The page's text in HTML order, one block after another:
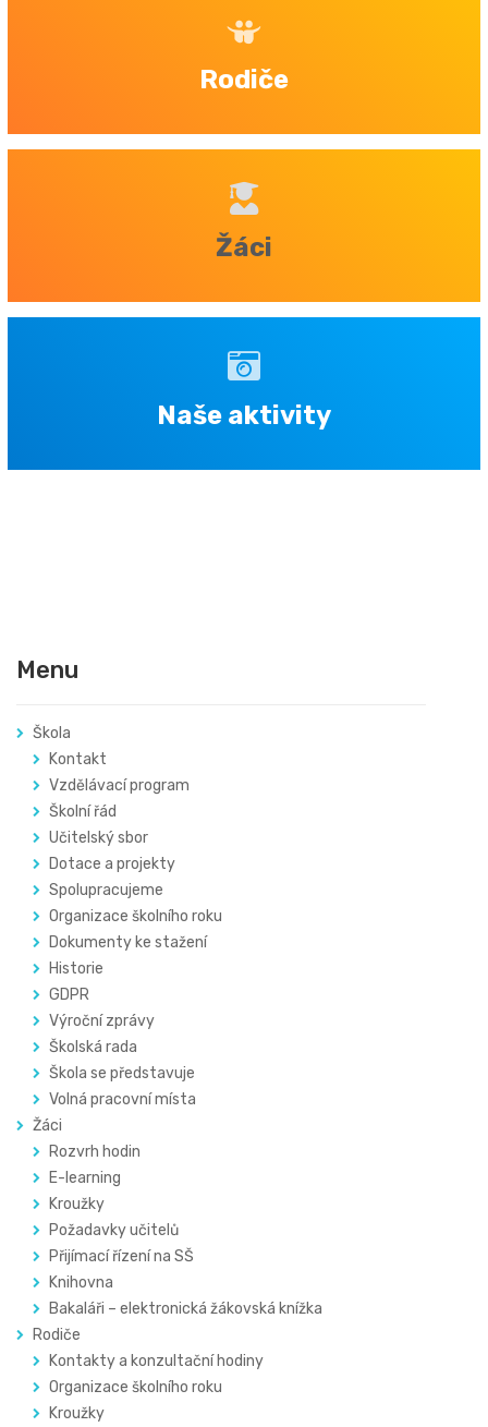
Rodiče
Žáci
Naše aktivity
Menu
Škola
Kontakt
Vzdělávací program
Školní řád
Učitelský sbor
Dotace a projekty
Spolupracujeme
Organizace školního roku
Dokumenty ke stažení
Historie
GDPR
Výroční zprávy
Školská rada
Škola se představuje
Volná pracovní místa
Žáci
Rozvrh hodin
E-learning
Kroužky
Požadavky učitelů
Přijímací řízení na SŠ
Knihovna
Bakaláři – elektronická žákovská knížka
Rodiče
Kontakty a konzultační hodiny
Organizace školního roku
Kroužky